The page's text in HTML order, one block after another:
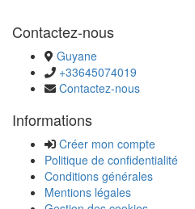
Contactez-nous
Guyane
+33645074019
Contactez-nous
Informations
Créer mon compte
Politique de confidentialité
Conditions générales
Mentions légales